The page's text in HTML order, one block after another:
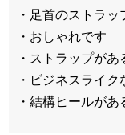
・足首のストラ
・おしゃれです
・ストラップが
・ビジネスライ
・結構ヒールが